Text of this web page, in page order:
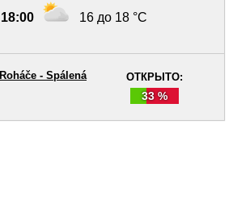
18:00 16 до 18 °C
ОТКРЫТО:
33 %
Roháče - Spálená